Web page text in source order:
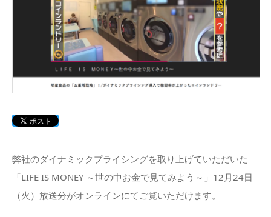
弊社のダイナミックプライシングを取り上げていただいた
「LIFE IS MONEY ～世の中お金で見てみよう～」12月24日
（火）放送分がオンラインにてご覧いただけます。